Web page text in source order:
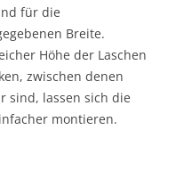
für die
Breite.
Höhe der Laschen
zwischen denen
sind, lassen sich die
montieren.